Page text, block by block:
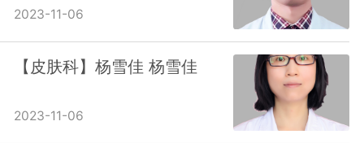
2023-11-06
【皮肤科】杨雪佳 杨雪佳
2023-11-06